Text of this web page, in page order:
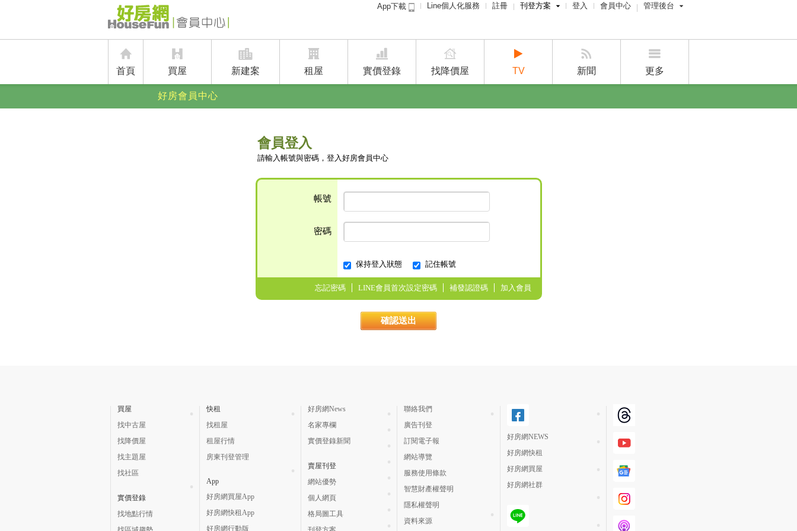
App下載 Line個人化服務 註冊 刊登方案
賣屋刊登
登入 會員中心 管理後台
經紀人員管理後台
首頁 買屋 新建案 租屋 實價登錄 找降價屋 TV 新聞 更多
好房會員中心
會員登入
請輸入帳號與密碼，登入好房會員中心
帳號
密碼
保持登入狀態 記住帳號
加入會員
補發認證碼
LINE會員首次設定密碼
忘記密碼
買屋
找中古屋
找降價屋
找主題屋
找社區
實價登錄
找地點行情
快租
找租屋
租屋行情
房東刊登管理
App
好房網買屋App
好房網快租App
好房網行動版
好房網News
名家專欄
實價登錄新聞
賣屋刊登
網站優勢
個人網頁
格局圖工具
聯絡我們
廣告刊登
訂閱電子報
網站導覽
服務使用條款
智慧財產權聲明
隱私權聲明
資料來源
好房網NEWS
好房網快租
好房網買屋
好房網社群